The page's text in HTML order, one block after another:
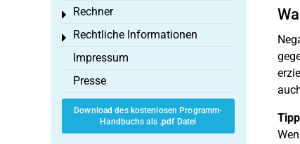
Tipp
Rechner
Toggle menu
Rechtliche Informationen
Toggle menu
Impressum
Presse
Download des kostenlosen Programm-
Handbuchs als .pdf Datei